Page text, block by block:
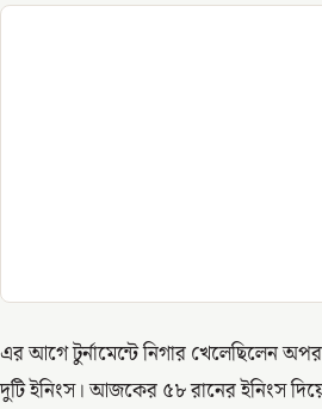
এর আগে টুর্নামেন্টে নিগার খেলেছিলেন
দুটি ইনিংস। আজকের ৫৮ রানের ইনিংস দিয়ে